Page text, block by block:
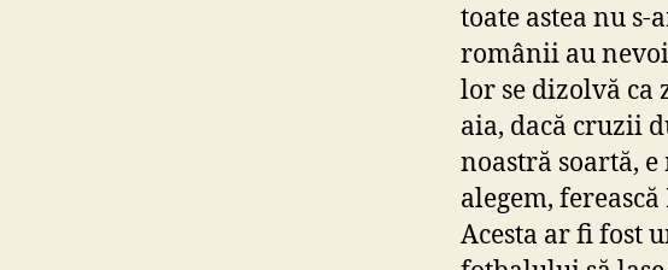
toate astea nu s-
românii au
lor se dizolvă ca
aia, dacă cruzii
noastră soartă,
alegem,
Acesta ar fi fost